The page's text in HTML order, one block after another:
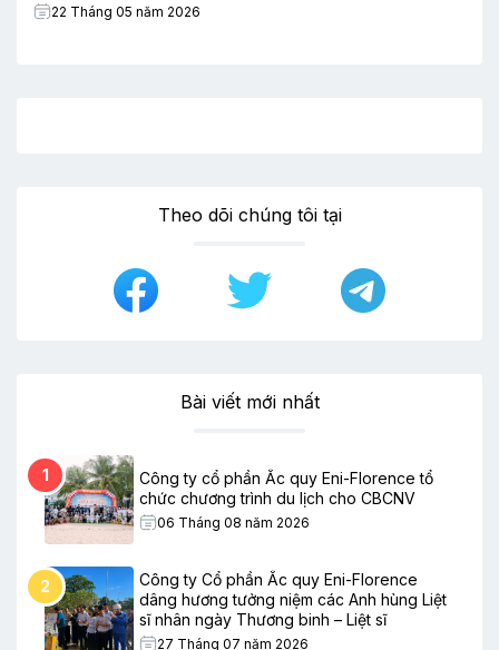
22 Tháng 05 năm 2026
Theo dõi chúng tôi tại
Bài viết mới nhất
1
Công ty cổ phần Ắc quy Eni-Florence tổ
chức chương trình du lịch cho CBCNV
06 Tháng 08 năm 2026
2
Công ty Cổ phần Ắc quy Eni-Florence
dâng hương tưởng niệm các Anh hùng Liệt
sĩ nhân ngày Thương binh – Liệt sĩ
27 Tháng 07 năm 2026